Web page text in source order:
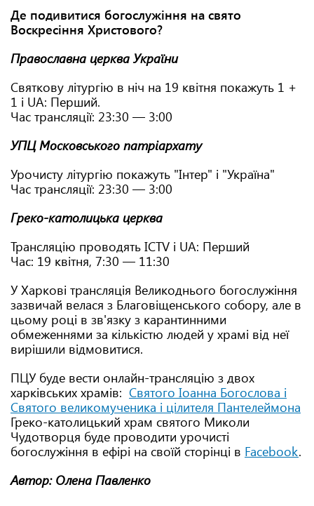
Де подивитися богослужіння на свято
Воскресіння Христового?
Православна церква України
Святкову літургію в ніч на 19 квітня покажуть 1 +
1 і UA: Перший.
Час трансляції: 23:30 — 3:00
УПЦ Московського патріархату
Урочисту літургію покажуть "Інтер" і "Україна"
Час трансляції: 23:30 — 3:00
Греко-католицька церква
Трансляцію проводять ICTV і UA: Перший
Час: 19 квітня, 7:30 — 11:30
У Харкові трансляція Великоднього богослужіння
зазвичай велася з Благовіщенського собору, але в
цьому році в зв'язку з карантинними
обмеженнями за кількістю людей у храмі від неї
вирішили відмовитися.
ПЦУ буде вести онлайн-трансляцію з двох
харківських храмів: Святого Іоанна Богослова і
Святого великомученика і цілителя Пантелеймона
Греко-католицький храм святого Миколи
Чудотворця буде проводити урочисті
богослужіння в ефірі на своїй сторінці в Facebook.
Автор: Олена Павленко